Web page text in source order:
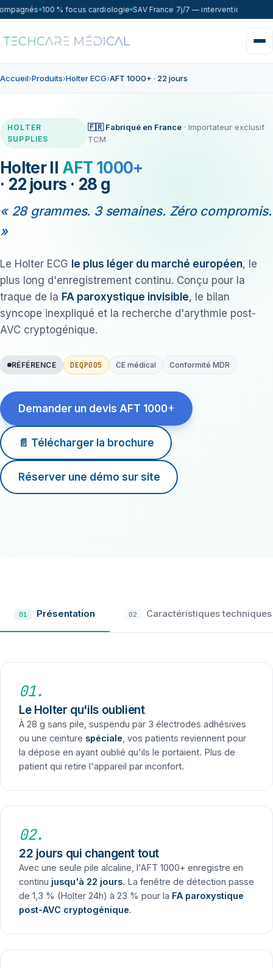
100 % focus cardiologie SAV France 7j/7 — intervention sous
Accueil›Produits›Holter ECG›AFT 1000+ · 22 jours
HOLTER
SUPPLIES
🇫🇷 Fabriqué en France · Importateur exclusif
TCM
Holter II AFT 1000+
· 22 jours · 28 g
« 28 grammes. 3 semaines. Zéro compromis.
»
Le Holter ECG le plus léger du marché européen, le
plus long d'enregistrement continu. Conçu pour la
traque de la FA paroxystique invisible, le bilan
syncope inexpliqué et la recherche d'arythmie post-
AVC cryptogénique.
RÉFÉRENCE DEQP005 CE médical Conformité MDR
Demander un devis AFT 1000+
📄 Télécharger la brochure
Réserver une démo sur site
01 Présentation 02 Caractéristiques techniques
01.
Le Holter qu'ils oublient
À 28 g sans pile, suspendu par 3 électrodes adhésives
ou une ceinture spéciale , vos patients reviennent pour
la dépose en ayant oublié qu'ils le portaient. Plus de
patient qui retire l'appareil par inconfort.
02.
22 jours qui changent tout
Avec une seule pile alcaline, l'AFT 1000+ enregistre en
continu jusqu'à 22 jours. La fenêtre de détection passe
de 1,3 % (Holter 24h) à 23 % pour la FA paroxystique
post-AVC cryptogénique.